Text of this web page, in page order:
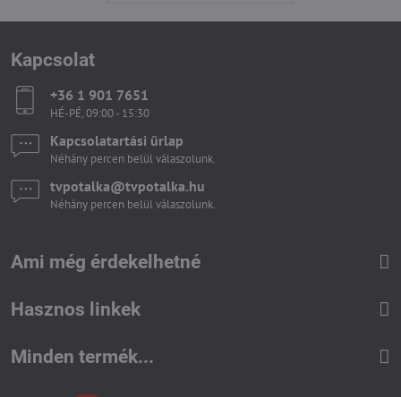
Kapcsolat
+36 1 901 7651
HÉ-PÉ, 09:00 - 15:30
Kapcsolatartási űrlap
Néhány percen belül válaszolunk.
tvpotalka​@tvpotalka​.hu
Néhány percen belül válaszolunk.
Ami még érdekelhetné
Hasznos linkek
Minden termék...